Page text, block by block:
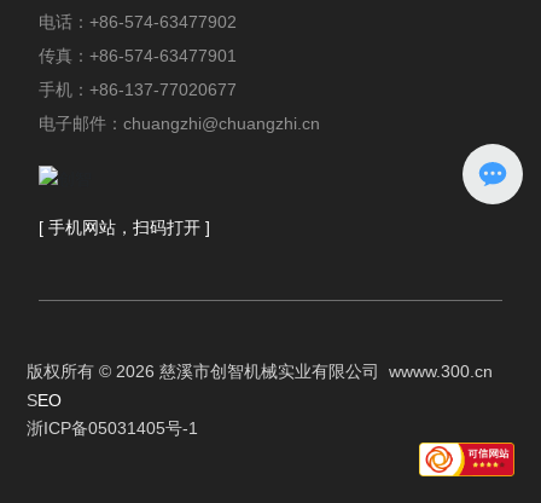
电话：+86-574-63477902
传真：+86-574-63477901
手机：+86-137-77020677
电子邮件：chuangzhi@chuangzhi.cn
[ 手机网站，扫码打开 ]
版权所有 © 2026 慈溪市创智机械实业有限公司wwww.300.cn
SEO
浙ICP备05031405号-1